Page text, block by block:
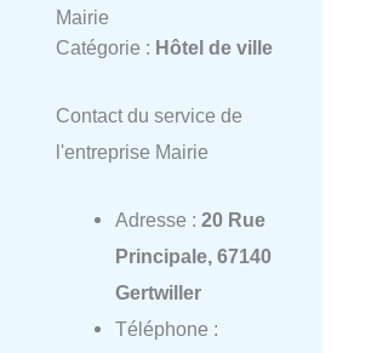
Mairie
Catégorie : Hôtel de ville
Contact du service de
l'entreprise Mairie
Adresse : 20 Rue
Principale, 67140
Gertwiller
Téléphone :